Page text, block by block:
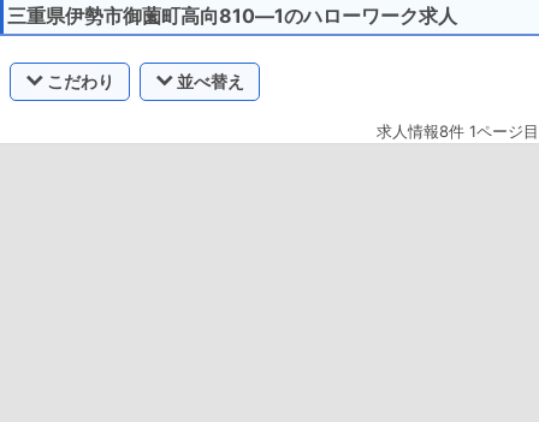
三重県伊勢市御薗町高向810―1のハローワーク求人
こだわり 並べ替え
求人情報8件 1ページ目